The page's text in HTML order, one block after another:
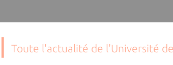
Toute l'actualité de l'Université